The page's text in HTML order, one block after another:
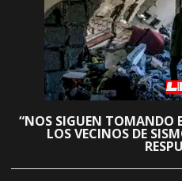
“NOS SIGUEN TOMANDO
LOS VECINOS DE